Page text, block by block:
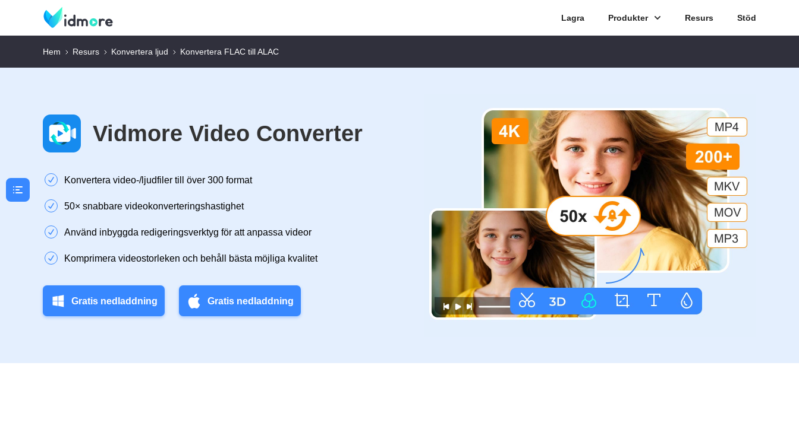
Lagra Produkter Resurs Stöd
Hem Resurs Konvertera ljud Konvertera FLAC till ALAC
Vidmore Video Converter
Konvertera video-/ljudfiler till över 300 format
50× snabbare videokonverteringshastighet
Använd inbyggda redigeringsverktyg för att anpassa videor
Komprimera videostorleken och behåll bästa möjliga kvalitet
Gratis nedladdning Gratis nedladdning